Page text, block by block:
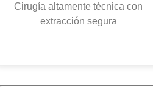
Cirugía altamente técnica con
extracción segura